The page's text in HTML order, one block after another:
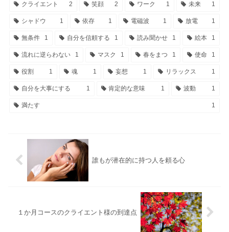
クライエント 2 笑顔 2 ワーク 1 未来 1
シャドウ 1 依存 1 電磁波 1 放電 1
無条件 1 自分を信頼する 1 読み聞かせ 1 絵本 1
流れに逆らわない 1 マスク 1 春をまつ 1 使命 1
役割 1 魂 1 妄想 1 リラックス 1
自分を大事にする 1 肯定的な意味 1 波動 1
満たす 1
誰もが潜在的に持つ人を頼る心
１か月コースのクライエント様の到達点